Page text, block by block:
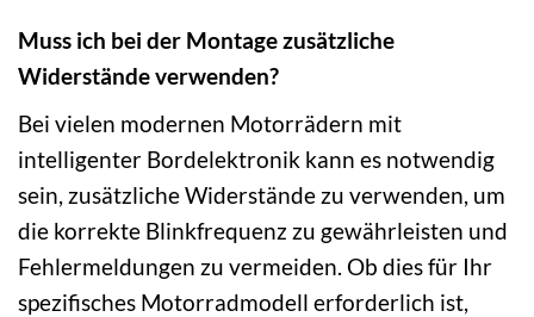
Muss ich bei der Montage zusätzliche
Widerstände verwenden?
Bei vielen modernen Motorrädern mit
intelligenter Bordelektronik kann es notwendig
sein, zusätzliche Widerstände zu verwenden, um
die korrekte Blinkfrequenz zu gewährleisten und
Fehlermeldungen zu vermeiden. Ob dies für Ihr
spezifisches Motorradmodell erforderlich ist,